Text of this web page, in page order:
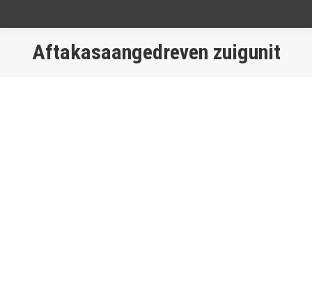
Aftakasaangedreven zuigunit
Je bent hier: